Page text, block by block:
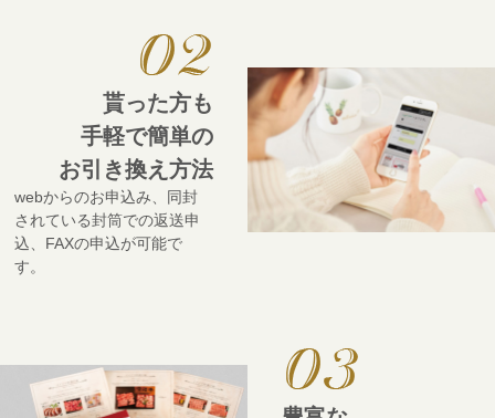
貰った方も
手軽で簡単の
お引き換え方法
webからのお申込み、同封
されている封筒での返送申
込、FAXの申込が可能で
す。